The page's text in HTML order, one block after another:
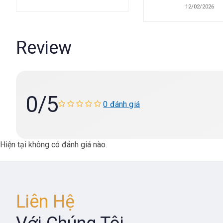
12/02/2026
Review
0/5 0 đánh giá
Hiện tại không có đánh giá nào.
Liên Hệ